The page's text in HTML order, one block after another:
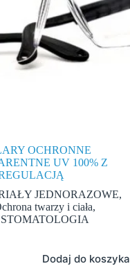
OCHRONNE
UV 100% Z
JEDNORAZOWE,
twarzy i ciała,
STOMATOLOGIA
Dodaj do koszyka